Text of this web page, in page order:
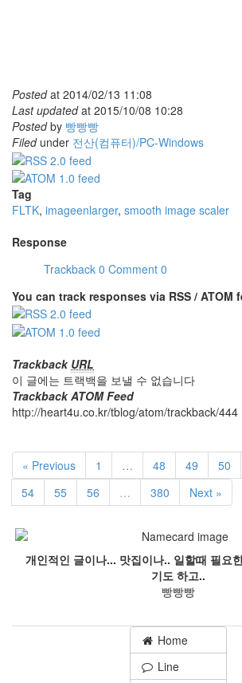
Postedat 2014/02/13 11:08
Last updatedat 2015/10/08 10:28
Postedby 빵빵빵
Filedunder 전산(컴퓨터)/PC-Windows
Tag
FLTK, imageenlarger, smooth image scaler
Response
Trackback 0 Comment 0
You can track responses via RSS / ATOM
Trackback URL
이 글에는 트랙백을 보낼 수 없습니다
Trackback ATOM Feed
http://heart4u.co.kr/tblog/atom/trackback/444
« Previous 1 … 48 49 50
54
55 56 … 380 Next »
개인적인 글이나... 맛집이나.. 일할때 필요
기도 하고..
빵빵빵
Home
Line